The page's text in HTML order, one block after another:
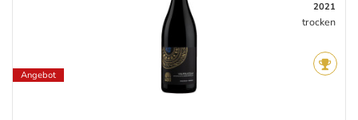
Angebot
2021
trocken